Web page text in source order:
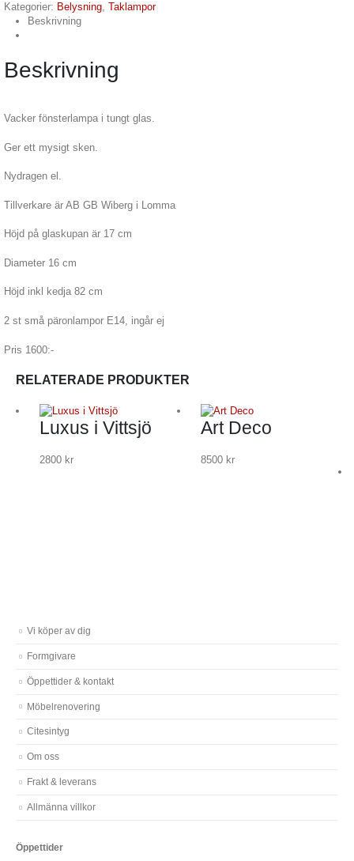
Kategorier: Belysning, Taklampor
Beskrivning
Beskrivning
Vacker fönsterlampa i tungt glas.
Ger ett mysigt sken.
Nydragen el.
Tillverkare är AB GB Wiberg i Lomma
Höjd på glaskupan är 17 cm
Diameter 16 cm
Höjd inkl kedja 82 cm
2 st små päronlampor E14, ingår ej
Pris 1600:-
RELATERADE PRODUKTER
Luxus i Vittsjö
2800 kr
Art Deco
8500 kr
Vi köper av dig
Formgivare
Öppettider & kontakt
Möbelrenovering
Citesintyg
Om oss
Frakt & leverans
Allmänna villkor
Öppettider